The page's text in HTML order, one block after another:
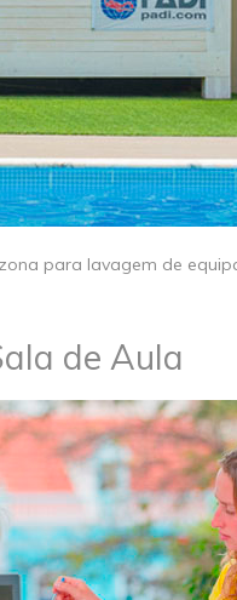
para lavagem de
de Aula